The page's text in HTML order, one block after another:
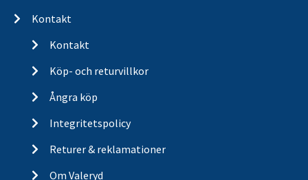
Kontakt
Kontakt
Köp- och returvillkor
Ångra köp
Integritetspolicy
Returer & reklamationer
Om Valeryd